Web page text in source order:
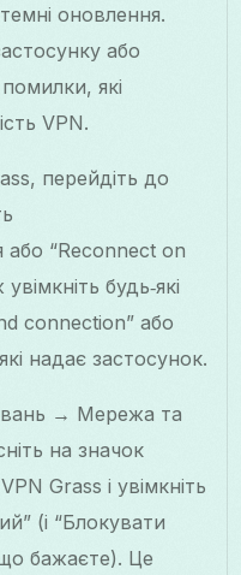
оновлення.
або
які
VPN.
перейдіть до
або “Reconnect on
будь‑які
connection” або
надає застосунок.
→ Мережа та
на значок
Grass і увімкніть
(і “Блокувати
бажаєте). Це